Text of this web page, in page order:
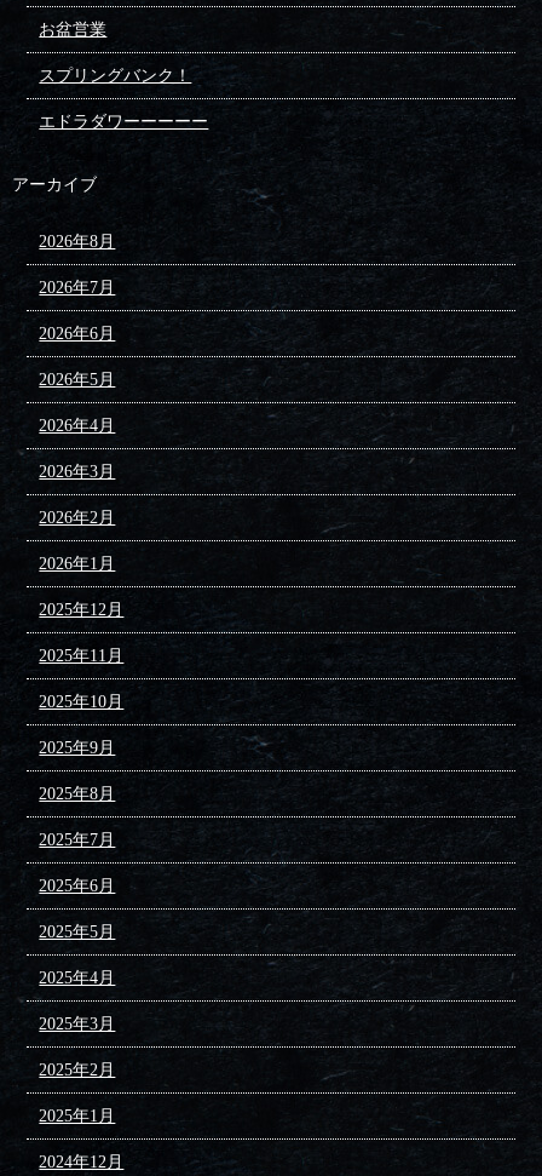
お盆営業
スプリングバンク！
エドラダワーーーーー
アーカイブ
2026年8月
2026年7月
2026年6月
2026年5月
2026年4月
2026年3月
2026年2月
2026年1月
2025年12月
2025年11月
2025年10月
2025年9月
2025年8月
2025年7月
2025年6月
2025年5月
2025年4月
2025年3月
2025年2月
2025年1月
2024年12月